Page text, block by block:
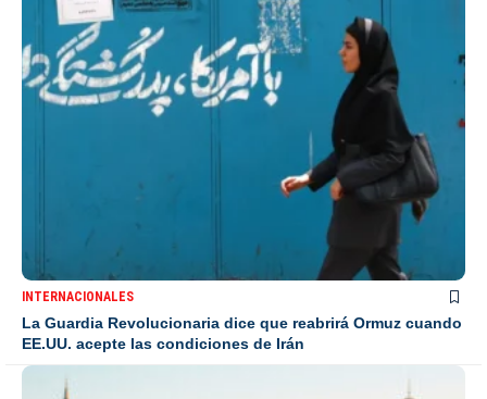
INTERNACIONALES
La Guardia Revolucionaria dice que reabrirá Ormuz cuando
EE.UU. acepte las condiciones de Irán